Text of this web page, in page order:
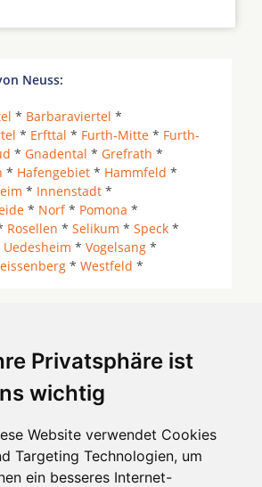
Privatsphäre ist
wichtig
Website verwendet Cookies
Targeting Technologien, um
ein besseres Internet-
Neuss:
* Barbaraviertel *
* Erfttal * Furth-Mitte * Furth-
* Gnadental * Grefrath *
* Hafengebiet * Hammfeld *
* Innenstadt *
* Norf* Pomona *
Rosellen * Selikum * Speck *
Uedesheim * Vogelsang *
* Westfeld *
Nähe von Neuss
* Düsseldorf* Erkrath *Essen
Kaarst*Krefeld
* Mönchengladbach *
Vluyn *Neuss*
Ratingen
* Rheurdt * Tönisvorst *
* Wuppertal * Wülfrath *